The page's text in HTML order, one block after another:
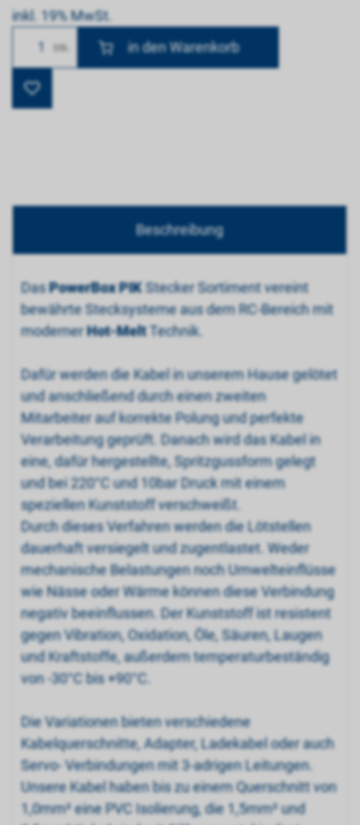
inkl. 19% MwSt.
Anzahl Stk.
Beschreibung
DasPowerBox PIKStecker Sortiment vereint
bewährte Stecksysteme aus dem RC-Bereich mit
modernerHot-MeltTechnik.
Dafür werden die Kabel in unserem Hause gelötet
und anschließend durch einen zweiten
Mitarbeiter auf korrekte Polung und perfekte
Verarbeitung geprüft. Danach wird das Kabel in
eine, dafür hergestellte, Spritzgussform gelegt
und bei 220°C und 10bar Druck mit einem
speziellen Kunststoff verschweißt.
Durch dieses Verfahren werden die Lötstellen
dauerhaft versiegelt und zugentlastet. Weder
mechanische Belastungen noch Umwelteinflüsse
wie Nässe oder Wärme können diese Verbindung
negativ beeinflussen. Der Kunststoff ist resistent
gegen Vibration, Oxidation, Öle, Säuren, Laugen
und Kraftstoffe, außerdem temperaturbeständig
von -30°C bis +90°C.
Die Variationen bieten verschiedene
Kabelquerschnitte, Adapter, Ladekabel oder auch
Servo- Verbindungen mit 3-adrigen Leitungen.
Unsere Kabel haben bis zu einem Querschnitt von
1,0mm² eine PVC Isolierung, die 1,5mm² und